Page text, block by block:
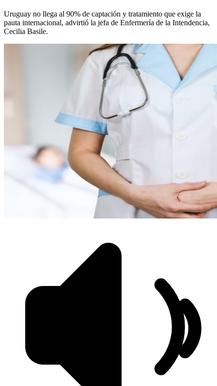
Uruguay no llega al 90% de captación y tratamiento que exige la
pauta internacional, advirtió la jefa de Enfermería de la Intendencia,
Cecilia Basile.